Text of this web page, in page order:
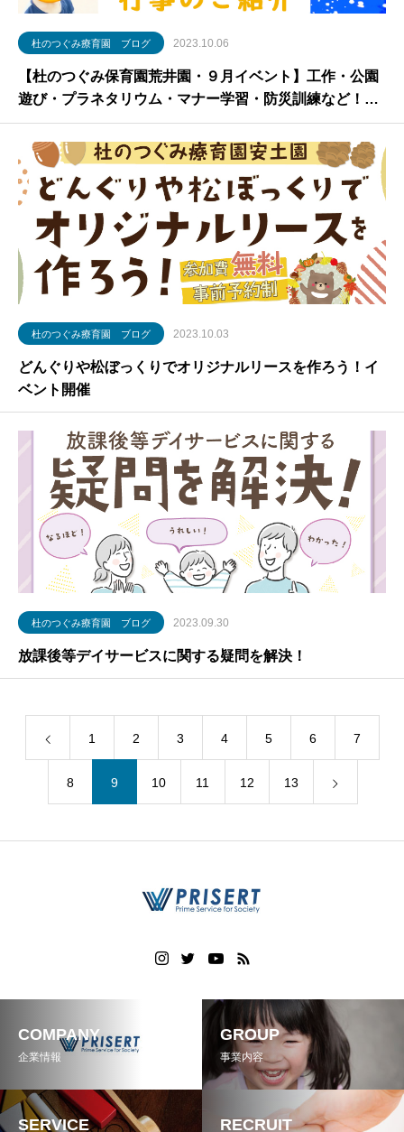
杜のつぐみ療育園 ブログ 2023.10.06
【杜のつぐみ保育園荒井園・９月イベント】工作・公園
遊び・プラネタリウム・マナー学習・防災訓練など！行
事のご紹介【放課後等デイサービス・仙台市】
杜のつぐみ療育園 ブログ 2023.10.03
どんぐりや松ぼっくりでオリジナルリースを作ろう！イ
ベント開催
杜のつぐみ療育園 ブログ 2023.09.30
放課後等デイサービスに関する疑問を解決！
1 2 3 4 5 6 7
8 9 10 11 12 13
COMPANY
企業情報
GROUP
事業内容
SERVICE RECRUIT